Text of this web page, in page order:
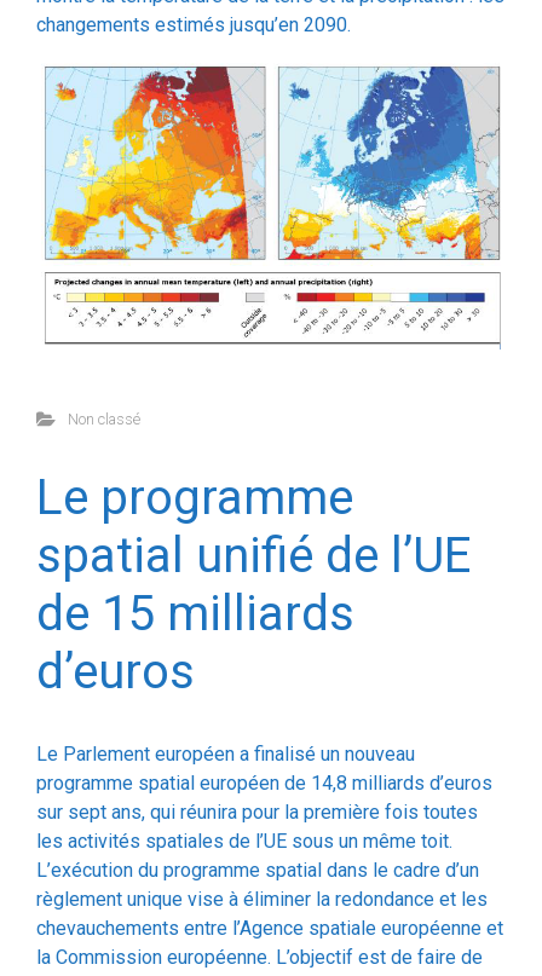
Le programme
spatial unifié de l’UE
de 15 milliards
d’euros
Le Parlement européen a finalisé un nouveau
sur sept ans, qui réunira pour la première fois toutes
les activités spatiales de l’UE sous un même toit.
L’exécution du programme spatial dans le cadre d’un
règlement unique vise à éliminer la redondance et les
chevauchements entre l’Agence spatiale européenne et
la Commission européenne. L’objectif est de faire de
l’UE un acteur mondial de l’espace, rivalisant avec la
position des États-Unis et de la Chine.